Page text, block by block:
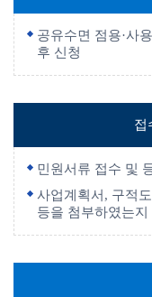
공유수면 점용·사
후 신청
접
민원서류 접수 및
사업계획서, 구적
등을 첨부하였는지